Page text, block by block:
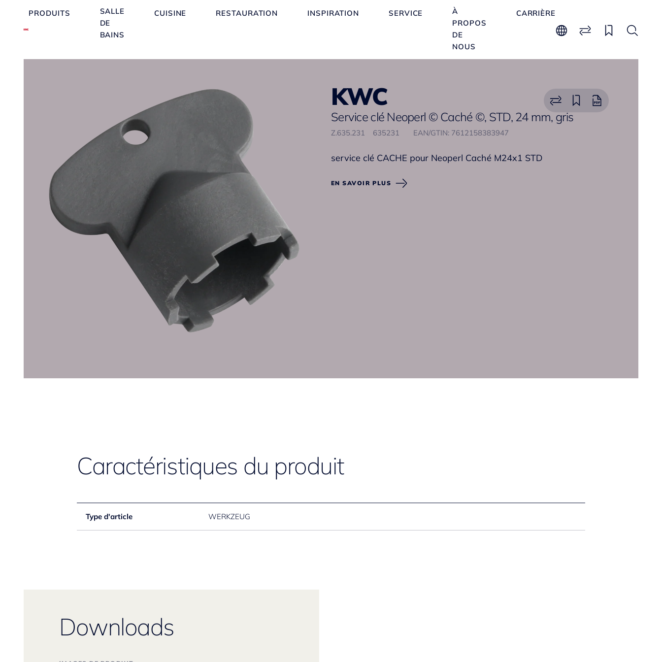
PRODUITS
SALLE
DE
BAINS
CUISINE RESTAURATION INSPIRATION SERVICE
À
PROPOS
DE
NOUS
CARRIÈRE
KWC
Service clé Neoperl © Caché ©, STD, 24 mm, gris
Z.635.231 635231 EAN/GTIN: 7612158383947
service clé CACHE pour Neoperl Caché M24x1 STD
EN SAVOIR PLUS
Caractéristiques du produit
Type d'article WERKZEUG
Downloads